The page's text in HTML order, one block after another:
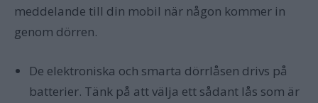
meddelande till din mobil när någon kommer in
genom dörren.
De elektroniska och smarta dörrlåsen drivs på
batterier. Tänk på att välja ett sådant lås som är